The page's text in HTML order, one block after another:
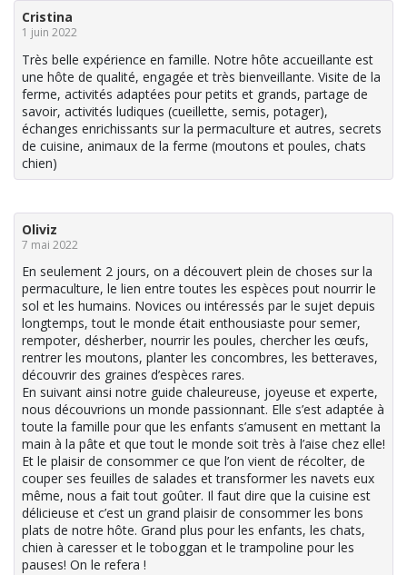
Cristina
1 juin 2022
Très belle expérience en famille. Notre hôte accueillante est
une hôte de qualité, engagée et très bienveillante. Visite de la
ferme, activités adaptées pour petits et grands, partage de
savoir, activités ludiques (cueillette, semis, potager),
échanges enrichissants sur la permaculture et autres, secrets
de cuisine, animaux de la ferme (moutons et poules, chats
chien)
Oliviz
7 mai 2022
En seulement 2 jours, on a découvert plein de choses sur la
permaculture, le lien entre toutes les espèces pout nourrir le
sol et les humains. Novices ou intéressés par le sujet depuis
longtemps, tout le monde était enthousiaste pour semer,
rempoter, désherber, nourrir les poules, chercher les œufs,
rentrer les moutons, planter les concombres, les betteraves,
découvrir des graines d’espèces rares.
En suivant ainsi notre guide chaleureuse, joyeuse et experte,
nous découvrions un monde passionnant. Elle s’est adaptée à
toute la famille pour que les enfants s’amusent en mettant la
main à la pâte et que tout le monde soit très à l’aise chez elle!
Et le plaisir de consommer ce que l’on vient de récolter, de
couper ses feuilles de salades et transformer les navets eux
même, nous a fait tout goûter. Il faut dire que la cuisine est
délicieuse et c’est un grand plaisir de consommer les bons
plats de notre hôte. Grand plus pour les enfants, les chats,
chien à caresser et le toboggan et le trampoline pour les
pauses! On le refera !